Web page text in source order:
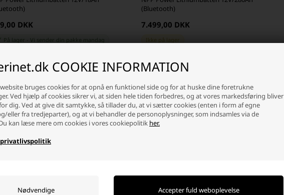
COOKIE INFORMATION
bruges cookies for at opnå en funktionel side og for at huske dine foretrukne
Ved hjælp af cookies sikrer vi, at siden hele tiden forbedres, og at vores markedsføring bliver
dig. Ved at give dit samtykke, så tillader du, at vi sætter cookies (enten i form af egne
eller fra tredjeparter), og at vi behandler de personoplysninger, som indsamles via de
kan læse mere om cookies i vores cookiepolitik her.
privatlivspolitik
DKK
På lager Vi sender din pakke mandag
- +
(Bluetooth)
7.499,00 DKK
Ikke på lager
- +